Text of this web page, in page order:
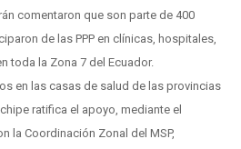
comentaron que son parte de 400
de las PPP en clínicas, hospitales,
toda la Zona 7 del Ecuador.
en las casas de salud de las provincias
ratifica el apoyo, mediante el
la Coordinación Zonal del MSP,